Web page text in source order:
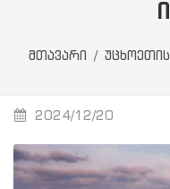
მთავარი
2024/12/20